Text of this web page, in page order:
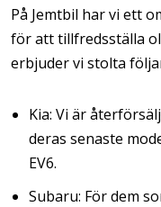
På Jemtbil har vi ett
för att tillfredsställa
erbjuder vi stolta
Kia: Vi är
deras senaste
EV6.
Subaru: För dem